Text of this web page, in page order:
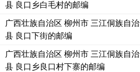
县 良口乡白毛村的邮编
广西壮族自治区 柳州市 三江侗族自治
县 良口下街的邮编
广西壮族自治区 柳州市 三江侗族自治
县 良口乡良口村下寨的邮编